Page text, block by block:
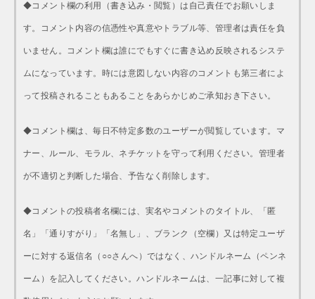
◆コメント欄の利用（書き込み・閲覧）は自己責任でお願いしま
す。コメント内容の信憑性や真意やトラブル等、管理者は責任を負
いません。コメント欄は誰にでもすぐに書き込め反映されるシステ
ムになっています。時には意図しない内容のコメントも第三者によ
って投稿されることもあることをあらかじめご承知おき下さい。
◆コメント欄は、毎日不特定多数のユーザーが閲覧しています。マ
ナー、ルール、モラル、ネチケットを守って利用ください。管理者
が不適切と判断した場合、予告なく削除します。
◆コメントの投稿者名欄には、実名やコメントのタイトル、「匿
名」「通りすがり」「名無し」、ブランク（空欄）又は特定ユーザ
ーに対する返信名（○○さんへ）ではなく、ハンドルネーム（ペンネ
ーム）を記入してください。ハンドルネームは、一記事に対して複